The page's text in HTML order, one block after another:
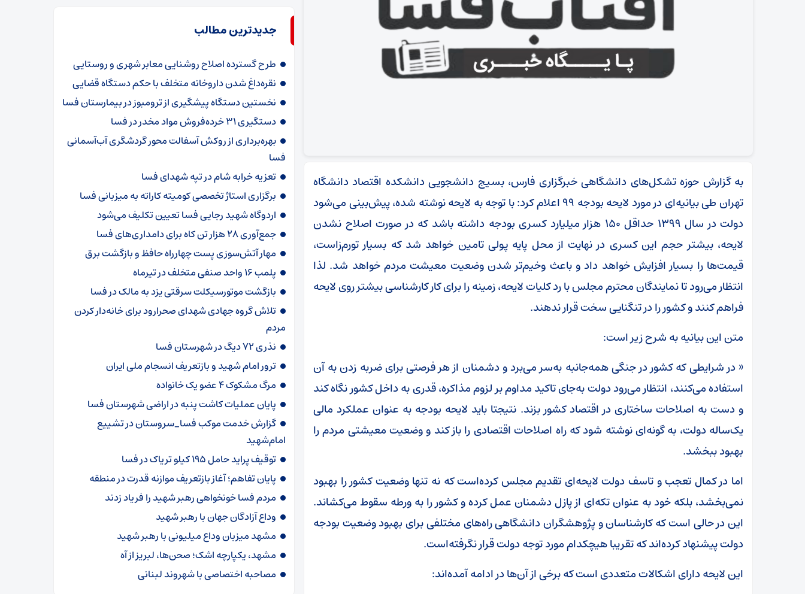
به گزارش حوزه تشکل‌های دانشگاهی خبرگزاری فارس، بسیج دانشجویی دانشکده اقتصاد دانشگاه
تهران طی بیانیه‌ای در مورد لایحه بودجه 99 اعلام کرد: با توجه به لایحه نوشته شده، پیش‌بینی می‌شود
دولت در سال 1399 حداقل 150 هزار میلیارد کسری بودجه داشته باشد که در صورت اصلاح نشدن
لایحه، بیشتر حجم این کسری در نهایت از محل پایه پولی تامین خواهد شد که بسیار تورم‌زاست،
قیمت‌ها را بسیار افزایش خواهد داد و باعث وخیم‌تر شدن وضعیت معیشت مردم خواهد شد. لذا
انتظار می‌رود تا نمایندگان محترم مجلس با رد کلیات لایحه، زمینه را برای کار کارشناسی بیشتر روی لایحه
فراهم کنند و کشور را در تنگنایی سخت قرار ندهند.
متن این بیانیه به شرح زیر است:
« در شرایطی که کشور در جنگی همه‌جانبه به‌سر می‌برد و دشمنان از هر فرصتی برای ضربه زدن به آن
استفاده می‌کنند، انتظار می‌رود دولت به‌جای تاکید مداوم بر لزوم مذاکره، قدری به داخل کشور نگاه کند
و دست به اصلاحات ساختاری در اقتصاد کشور بزند. نتیجتا باید لایحه بودجه به عنوان عملکرد مالی
یک‌ساله دولت، به گونه‌ای نوشته شود که راه اصلاحات اقتصادی را باز کند و وضعیت معیشتی مردم را
بهبود ببخشد.
اما در کمال تعجب و تاسف دولت لایحه‌ای تقدیم مجلس کرده‌است که نه تنها وضعیت کشور را بهبود
نمی‌بخشد، بلکه خود به عنوان تکه‌ای از پازل دشمنان عمل کرده و کشور را به ورطه سقوط می‌کشاند.
این در حالی است که کارشناسان و پژوهشگران دانشگاهی راه‌های مختلفی برای بهبود وضعیت بودجه
دولت پیشنهاد کرده‌اند که تقریبا هیچکدام مورد توجه دولت قرار نگرفته‌است.
این لایحه دارای اشکالات متعددی است که برخی از آن‌ها در ادامه آمده‌اند:
جدیدترین مطالب
طرح گسترده اصلاح روشنایی معابر شهری و روستایی
نقره‌داغ شدن داروخانه متخلف با حکم دستگاه قضایی
نخستین دستگاه پیشگیری از ترومبوز در بیمارستان فسا
دستگیری ۳۱ خرده‌فروش مواد مخدر در فسا
بهره‌برداری از روکش آسفالت محور گردشگری آب‌آسمانی
فسا
تعزیه خرابه شام در تپه شهدای فسا
برگزاری استاژ تخصصی کومیته کاراته به میزبانی فسا
اردوگاه شهید رجایی فسا تعیین تکلیف می‌شود
جمع‌آوری ۲۸ هزار تن کاه برای دامداری‌های فسا
مهار آتش‌سوزی پست چهارراه حافظ و بازگشت برق
پلمب ۱۶ واحد صنفی متخلف در تیرماه
بازگشت موتورسیکلت سرقتی یزد به مالک در فسا
تلاش گروه جهادی شهدای صحرارود برای خانه‌دار کردن
مردم
نذری ۷۲ دیگ در شهرستان فسا
ترور امام شهید و بازتعریف انسجام ملی ایران
مرگ مشکوک ۴ عضو یک خانواده
پایان عملیات کاشت پنبه در اراضی شهرستان فسا
گزارش خدمت موکب فسا_سروستان در تشییع
امام‌شهید
توقیف پراید حامل ۱۹۵ کیلو تریاک در فسا
پایان تفاهم؛ آغاز بازتعریف موازنه قدرت در منطقه
مردم فسا خونخواهی رهبر شهید را فریاد زدند
وداع آزادگان جهان با رهبر شهید
مشهد میزبان وداع میلیونی با رهبر شهید
مشهد، یکپارچه اشک؛ صحن‌ها، لبریز از آه
مصاحبه اختصاصی با شهروند لبنانی